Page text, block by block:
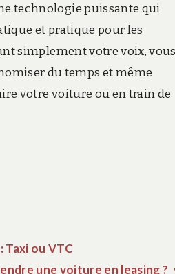
technologie puissante qui
et pratique pour les
simplement votre voix, vous
du temps et même
votre voiture ou en train de
ou VTC
une voiture en leasing ?